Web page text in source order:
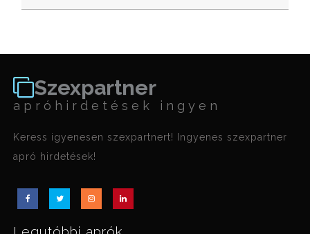
Szexpartner
apróhirdetések ingyen
Keress igyenesen szexpartnert! Ingyenes szexpartner
apró hirdetések!